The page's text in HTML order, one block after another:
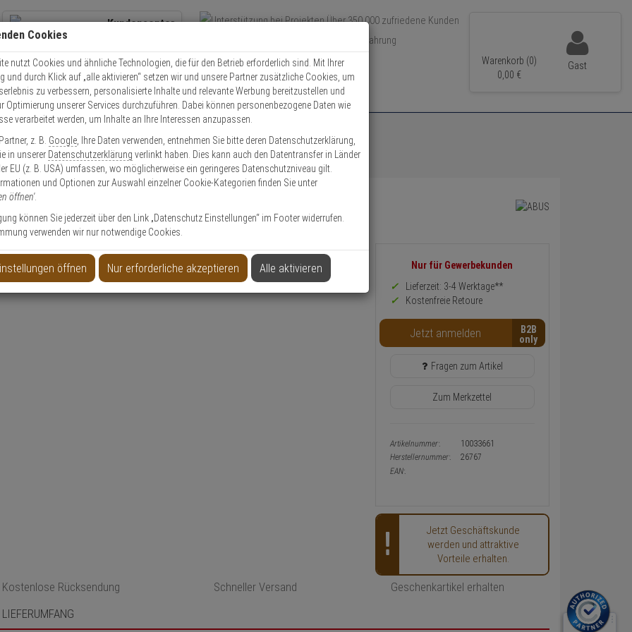
Kundencenter
Kontaktservice nutzen
Mo. - Do.: 8:00 - 16:30 Fr. 8:00 - 14:00 Uhr
Über 350.000 zufriedene Kunden
Über 15 Jahre Erfahrung
Schneller Versand
Warenkorb (0)
0, 00 €
Gast
Mehrschlüssel für ABUS TITALIUM 98TI VHS
98TI VHS
Produktinformationen
Mehrschlüssel - Modell: Titalium, Titalium 98TI
Informationen
Preis,
Verfügbakeit
Warenkorb-
oder
Konfigurieren-
Nur für Gewerbekunden
Lieferzeit: 3-4 Werktage**
Kostenfreie Retoure
Jetzt anmelden B2B
Fragen zum Artikel
Zum Merkzettel
Artikelnummer:
10033661
Herstellernummer:
26767
EAN:
Jetzt Geschäftskunde
werden und attraktive
Vorteile erhalten.
Kostenlose Rücksendung Schneller Versand
Geschenkartikel erhalten
LIEFERUMFANG
Cookies
nutzt Cookies und ähnliche Technologien, die für den Betrieb erforderlich sind. Mit Ihrer
und durch Klick auf „alle aktivieren“ setzen wir und unsere Partner zusätzliche Cookies, um
zu verbessern, personalisierte Inhalte und relevante Werbung bereitzustellen und
Optimierung unserer Services durchzuführen. Dabei können personenbezogene Daten wie
verarbeitet werden, um Inhalte an Ihre Interessen anzupassen.
z. B. Google , Ihre Daten verwenden, entnehmen Sie bitte deren Datenschutzerklärung,
in unserer Datenschutzerklärung verlinkt haben. Dies kann auch den Datentransfer in Länder
EU (z. B. USA) umfassen, wo möglicherweise ein geringeres Datenschutzniveau gilt.
und Optionen zur Auswahl einzelner Cookie-Kategorien finden Sie unter
öffnen'.
können Sie jederzeit über den Link „Datenschutz Einstellungen“ im Footer widerrufen.
verwenden wir nur notwendige Cookies.
öffnen Nur erforderliche akzeptieren Alle aktivieren